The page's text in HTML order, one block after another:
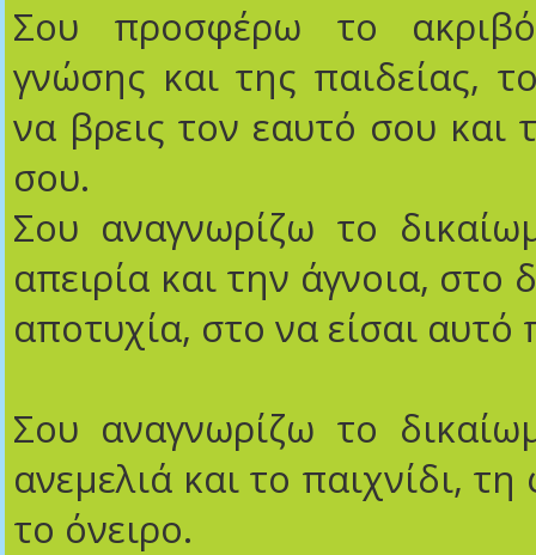
Σου προσφέρω το
γνώσης και της παιδείας,
να βρεις τον εαυτό σου και
σου.
Σου αναγνωρίζω το
απειρία και την άγνοια, στο
αποτυχία, στο να είσαι αυτό
Σου αναγνωρίζω το
ανεμελιά και το παιχνίδι,
το όνειρο.